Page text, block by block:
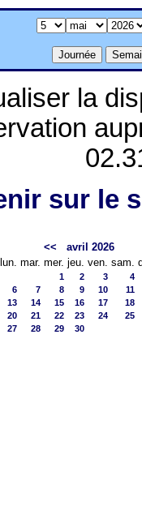
la
sur le
<<
avril 2026
lun. mar. mer. jeu. ven. sam.
1 2 3
4
6 7 8 9 10
11
13 14 15 16 17
18
20 21 22 23 24
25
27 28 29 30